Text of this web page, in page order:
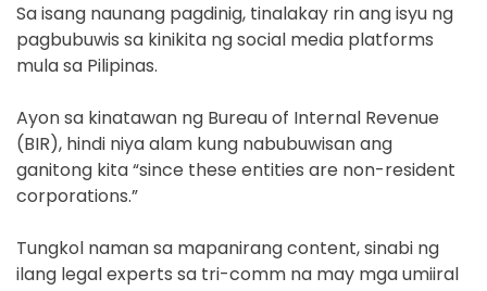
Sa isang naunang pagdinig, tinalakay rin ang isyu ng
pagbubuwis sa kinikita ng social media platforms
mula sa Pilipinas.
Ayon sa kinatawan ng Bureau of Internal Revenue
(BIR), hindi niya alam kung nabubuwisan ang
ganitong kita “since these entities are non-resident
corporations.”
Tungkol naman sa mapanirang content, sinabi ng
ilang legal experts sa tri-comm na may mga umiiral